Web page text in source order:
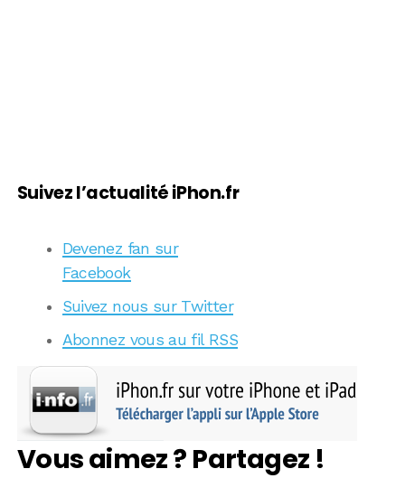
Suivez l’actualité iPhon.fr
Devenez fan sur
Facebook
Suivez nous sur Twitter
Abonnez vous au fil RSS
Vous aimez ? Partagez !